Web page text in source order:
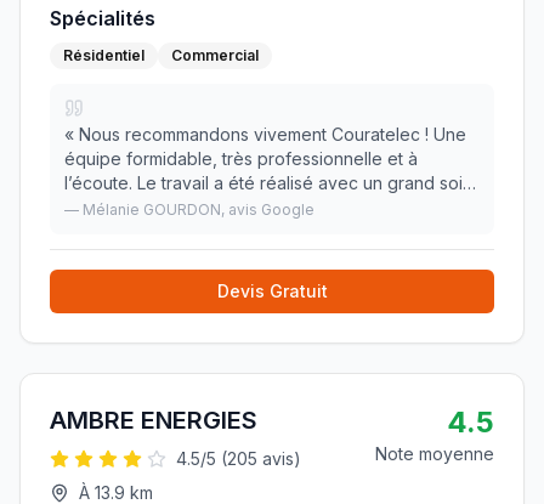
Spécialités
Résidentiel Commercial
« Nous recommandons vivement Couratelec ! Une
équipe formidable, très professionnelle et à
l’écoute. Le travail a été réalisé avec un grand soin,
dans les délais annoncés, et tout a été laissé
— Mélanie GOURDON, avis Google
Devis Gratuit
AMBRE ENERGIES
4.5/5 (205 avis)
À 13.9 km
4.5
Note moyenne